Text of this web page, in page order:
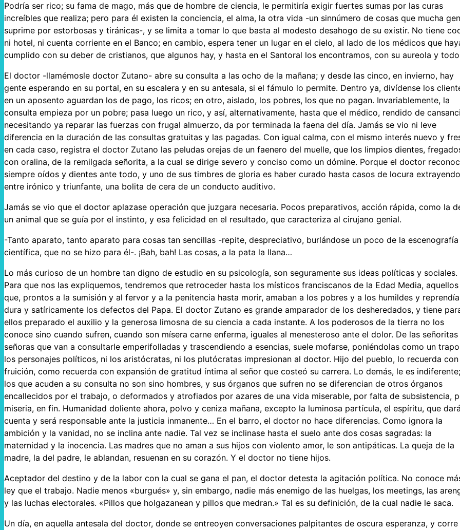
Podría ser rico; su fama de mago, más que de hombre de ciencia, le permitiría exigir fuertes sumas por las curas
increíbles que realiza; pero para él existen la conciencia, el alma, la otra vida -un sinnúmero de cosas que mucha
suprime por estorbosas y tiránicas-, y se limita a tomar lo que basta al modesto desahogo de su existir. No tiene
ni hotel, ni cuenta corriente en el Banco; en cambio, espera tener un lugar en el cielo, al lado de los médicos que
cumplido con su deber de cristianos, que algunos hay, y hasta en el Santoral los encontramos, con su aureola y
El doctor -llamémosle doctor Zutano- abre su consulta a las ocho de la mañana; y desde las cinco, en invierno, hay
gente esperando en su portal, en su escalera y en su antesala, si el fámulo lo permite. Dentro ya, divídense los
en un aposento aguardan los de pago, los ricos; en otro, aislado, los pobres, los que no pagan. Invariablemente, la
consulta empieza por un pobre; pasa luego un rico, y así, alternativamente, hasta que el médico, rendido de
necesitando ya reparar las fuerzas con frugal almuerzo, da por terminada la faena del día. Jamás se vio ni leve
diferencia en la duración de las consultas gratuitas y las pagadas. Con igual calma, con el mismo interés nuevo y
en cada caso, registra el doctor Zutano las peludas orejas de un faenero del muelle, que los limpios dientes,
con oralina, de la remilgada señorita, a la cual se dirige severo y conciso como un dómine. Porque el doctor
siempre oídos y dientes ante todo, y uno de sus timbres de gloria es haber curado hasta casos de locura
entre irónico y triunfante, una bolita de cera de un conducto auditivo.
Jamás se vio que el doctor aplazase operación que juzgara necesaria. Pocos preparativos, acción rápida, como la
un animal que se guía por el instinto, y esa felicidad en el resultado, que caracteriza al cirujano genial.
-Tanto aparato, tanto aparato para cosas tan sencillas -repite, despreciativo, burlándose un poco de la escenografía
científica, que no se hizo para él-. ¡Bah, bah! Las cosas, a la pata la llana…
Lo más curioso de un hombre tan digno de estudio en su psicología, son seguramente sus ideas políticas y sociales.
Para que nos las expliquemos, tendremos que retroceder hasta los místicos franciscanos de la Edad Media, aquellos
que, prontos a la sumisión y al fervor y a la penitencia hasta morir, amaban a los pobres y a los humildes y
dura y satíricamente los defectos del Papa. El doctor Zutano es grande amparador de los desheredados, y tiene
ellos preparado el auxilio y la generosa limosna de su ciencia a cada instante. A los poderosos de la tierra no los
conoce sino cuando sufren, cuando son mísera carne enferma, iguales al menesteroso ante el dolor. De las
señoras que van a consultarle emperifolladas y trascendiendo a esencias, suele mofarse, poniéndolas como un
los personajes políticos, ni los aristócratas, ni los plutócratas impresionan al doctor. Hijo del pueblo, lo recuerda con
fruición, como recuerda con expansión de gratitud íntima al señor que costeó su carrera. Lo demás, le es indiferente;
los que acuden a su consulta no son sino hombres, y sus órganos que sufren no se diferencian de otros órganos
encallecidos por el trabajo, o deformados y atrofiados por azares de una vida miserable, por falta de subsistencia,
miseria, en fin. Humanidad doliente ahora, polvo y ceniza mañana, excepto la luminosa partícula, el espíritu, que dará
cuenta y será responsable ante la justicia inmanente… En el barro, el doctor no hace diferencias. Como ignora la
ambición y la vanidad, no se inclina ante nadie. Tal vez se inclinase hasta el suelo ante dos cosas sagradas: la
maternidad y la inocencia. Las madres que no aman a sus hijos con violento amor, le son antipáticas. La queja de la
madre, la del padre, le ablandan, resuenan en su corazón. Y el doctor no tiene hijos.
Aceptador del destino y de la labor con la cual se gana el pan, el doctor detesta la agitación política. No conoce
ley que el trabajo. Nadie menos «burgués» y, sin embargo, nadie más enemigo de las huelgas, los meetings, las
y las luchas electorales. «Pillos que holgazanean y pillos que medran.» Tal es su definición, de la cual nadie le saca.
Un día, en aquella antesala del doctor, donde se entreoyen conversaciones palpitantes de oscura esperanza, y corre